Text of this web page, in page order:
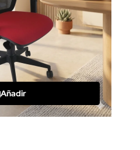
Añadir